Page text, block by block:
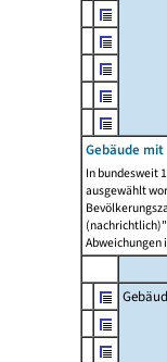
Gebäude mit
In bundesweit
ausgewählt
Abweichungen